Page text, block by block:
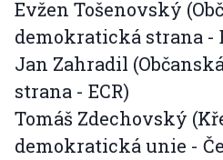
Evžen Tošenovský
demokratická strana -
Jan Zahradil
strana - ECR)
Tomáš Zdechovský
demokratická unie -